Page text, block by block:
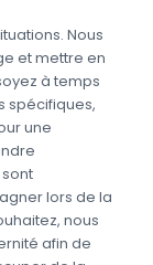
Nous
et mettre en
à temps
spécifiques,
une
lors de la
nous
afin de